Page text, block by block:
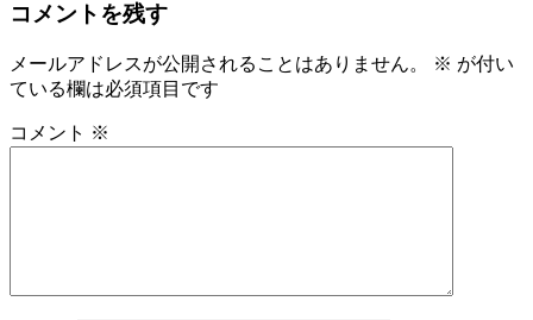
ナ
ビ
ゲ
ー
コメントを残す
メールアドレスが公開されることはありません。 ※ が付い
ている欄は必須項目です
コメント ※